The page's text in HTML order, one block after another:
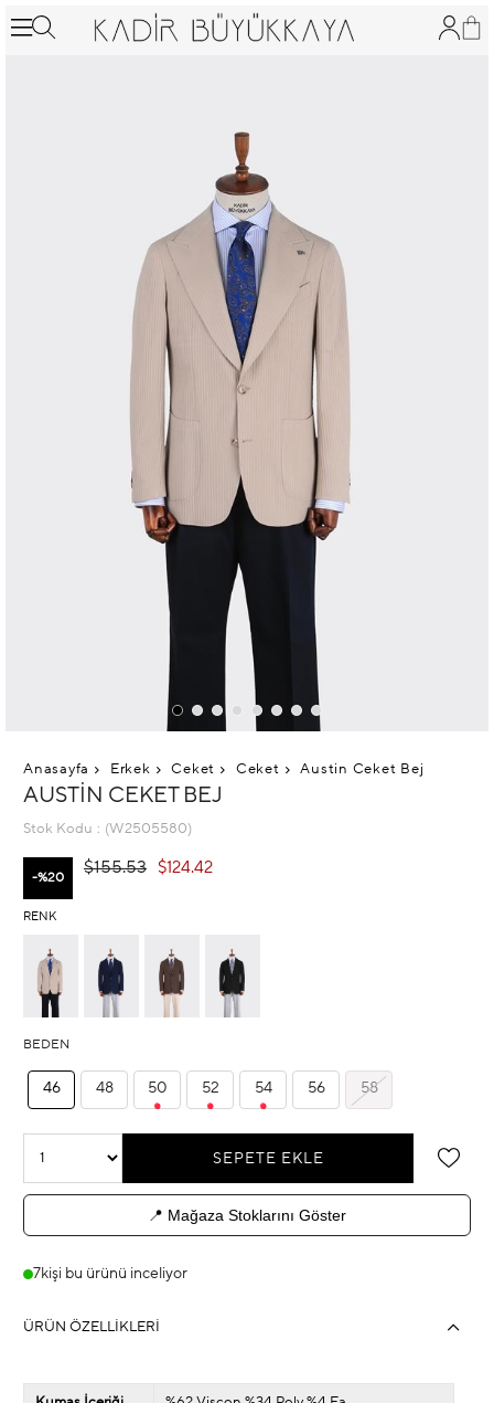
Anasayfa Erkek Ceket Ceket Austin Ceket Bej
AUSTIN CEKET BEJ
Stok Kodu (W2505580)
20
$155.53 $124.42
RENK
BEDEN
46 48 50 52 54 56 58
📍 Mağaza Stoklarını Göster
7kişi bu ürünü inceliyor
ÜRÜN ÖZELLIKLERI